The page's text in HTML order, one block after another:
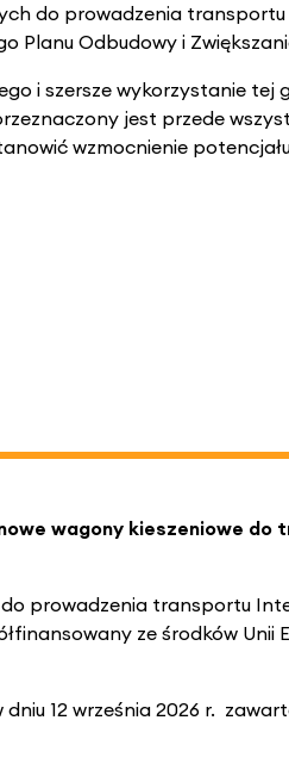
do prowadzenia
Planu Odbudowy i
i szersze wykorzystanie tej
jest przede
wzmocnienie
wagony kieszeniowe do
do prowadzenia transportu
ze środków Unii
12 września 2026 r.